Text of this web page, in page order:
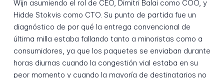
Wijn asumiendo el rol de CEO, Dimitri Balai como COO, y
Hidde Stokvis como CTO. Su punto de partida fue un
diagnóstico de por qué la entrega convencional de
última milla estaba fallando tanto a minoristas como a
consumidores, ya que los paquetes se enviaban durante
horas diurnas cuando la congestión vial estaba en su
peor momento y cuando la mayoría de destinatarios no